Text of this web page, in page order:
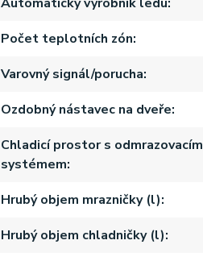
Počet teplotních zón
Varovný signál/porucha
Ozdobný nástavec na dveře
Chladicí prostor s odmrazovacím
systémem
Hrubý objem mrazničky (l)
Hrubý objem chladničky (l)